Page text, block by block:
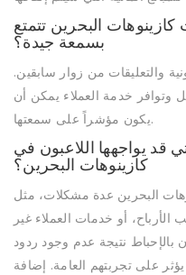
البحرين تتمتع
بسمعة جيدة؟
والتعليقات من زوار سابقين.
وتوافر خدمة العملاء يمكن أن
يكون مؤشراً على سمعتها.
قد يواجهها اللاعبون في
كازينوهات البحرين؟
البحرين عدة مشكلات، مثل
أو خدمات العملاء غير
بالإحباط نتيجة عدم وجود ردود
على تجربتهم العامة. إضافة